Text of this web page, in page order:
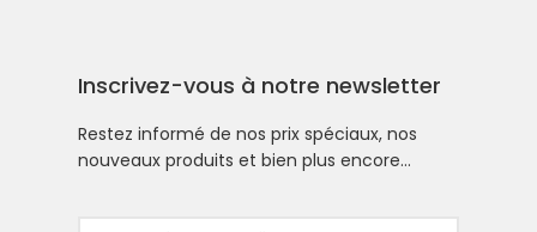
Inscrivez-vous à notre newsletter
Restez informé de nos prix spéciaux, nos
nouveaux produits et bien plus encore…